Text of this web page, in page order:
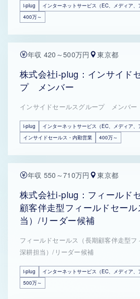
i-plug インターネットサービス（EC、メディア、
400万～
年収 420～500万円 東京都
株式会社i-plug：インサイド
プ メンバー
インサイドセールスグループ メンバー
i-plug
インターネットサービス（EC、メディア、
インサイドセールス・内勤営業
400万～
年収 550～710万円 東京都
株式会社i-plug：フィールド
顧客伴走型フィールドセール
当）/リーダー候補
フィールドセールス（長期顧客伴走型フ
深耕担当）/リーダー候補
i-plug インターネットサービス（EC、メディア、
500万～